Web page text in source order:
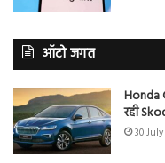
ऑटो जगत
Honda
रही
30